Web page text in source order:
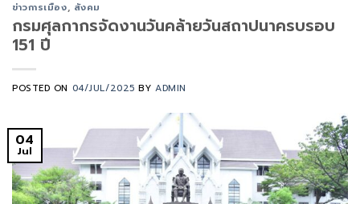
ข่าวการเมือง, สังคม
กรมศุลกากรจัดงานวันคล้ายวันสถาปนาครบรอบ
151 ปี
POSTED ON 04/JUL/2025 BYADMIN
04
Jul